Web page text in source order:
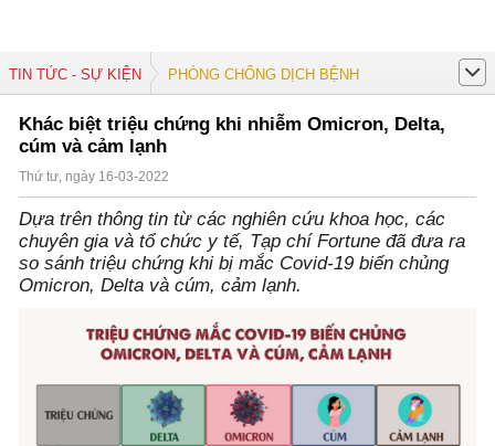
TIN TỨC - SỰ KIỆN PHÒNG CHỐNG DỊCH BỆNH
Khác biệt triệu chứng khi nhiễm Omicron, Delta,
cúm và cảm lạnh
Thứ tư, ngày 16-03-2022
Dựa trên thông tin từ các nghiên cứu khoa học, các
chuyên gia và tổ chức y tế, Tạp chí Fortune đã đưa ra
so sánh triệu chứng khi bị mắc Covid-19 biến chủng
Omicron, Delta và cúm, cảm lạnh.